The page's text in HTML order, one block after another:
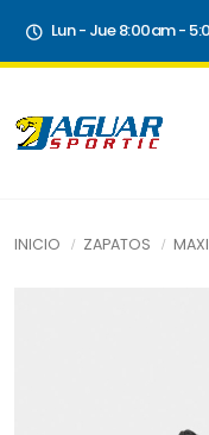
Lun - Jue 8:00am -
INICIO ZAPATOS